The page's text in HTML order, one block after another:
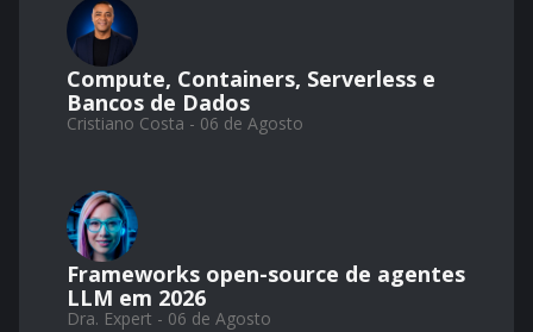
Compute, Containers, Serverless e
Bancos de Dados
Cristiano Costa - 06 de Agosto
Frameworks open-source de agentes
LLM em 2026
Dra. Expert - 06 de Agosto